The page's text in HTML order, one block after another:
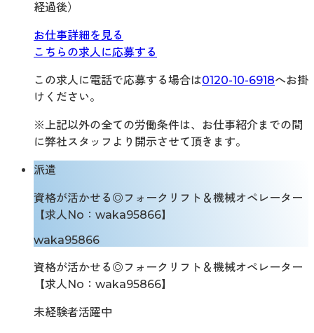
経過後）
お仕事詳細を見る
こちらの求人に応募する
この求人に電話で応募する場合は0120-10-6918へお掛
けください。
※上記以外の全ての労働条件は、お仕事紹介までの間
に弊社スタッフより開示させて頂きます。
派遣
資格が活かせる◎フォークリフト＆機械オペレーター
【求人No：waka95866】
waka95866
資格が活かせる◎フォークリフト＆機械オペレーター
【求人No：waka95866】
未経験者活躍中